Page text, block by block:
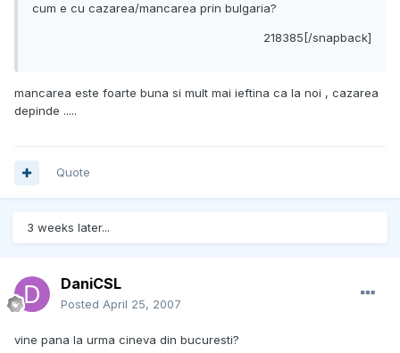
cum e cu cazarea/mancarea prin bulgaria?
218385[/snapback]
mancarea este foarte buna si mult mai ieftina ca la noi , cazarea
depinde .....
Quote
3 weeks later...
DaniCSL
Posted April 25, 2007
vine pana la urma cineva din bucuresti?